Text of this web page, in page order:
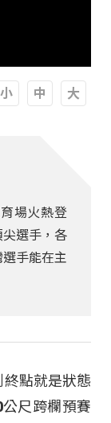
場火熱登
選手，各
手能在主
點就是狀態
尺跨欄預賽